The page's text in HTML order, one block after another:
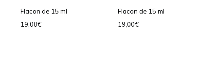
Flacon de 15 ml
19,00€
Flacon de 15 ml
19,00€